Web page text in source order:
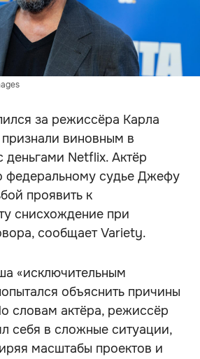
за режиссёра Карла
виновным в
деньгами Netflix. Актёр
федеральному судье Джефу
проявить к
снисхождение при
сообщает Variety.
«исключительным
объяснить причины
словам актёра, режиссёр
себя в сложные ситуации,
масштабы проектов и